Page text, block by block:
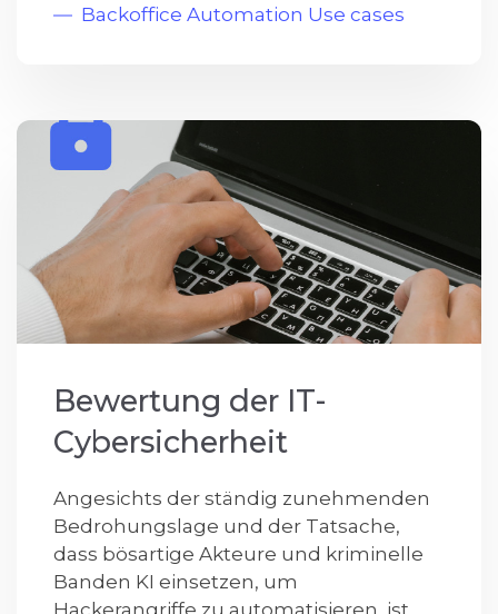
Backoffice Automation Use cases
Bewertung der IT-
Cybersicherheit
Angesichts der ständig zunehmenden
Bedrohungslage und der Tatsache,
dass bösartige Akteure und kriminelle
Banden KI einsetzen, um
Hackerangriffe zu automatisieren, ist